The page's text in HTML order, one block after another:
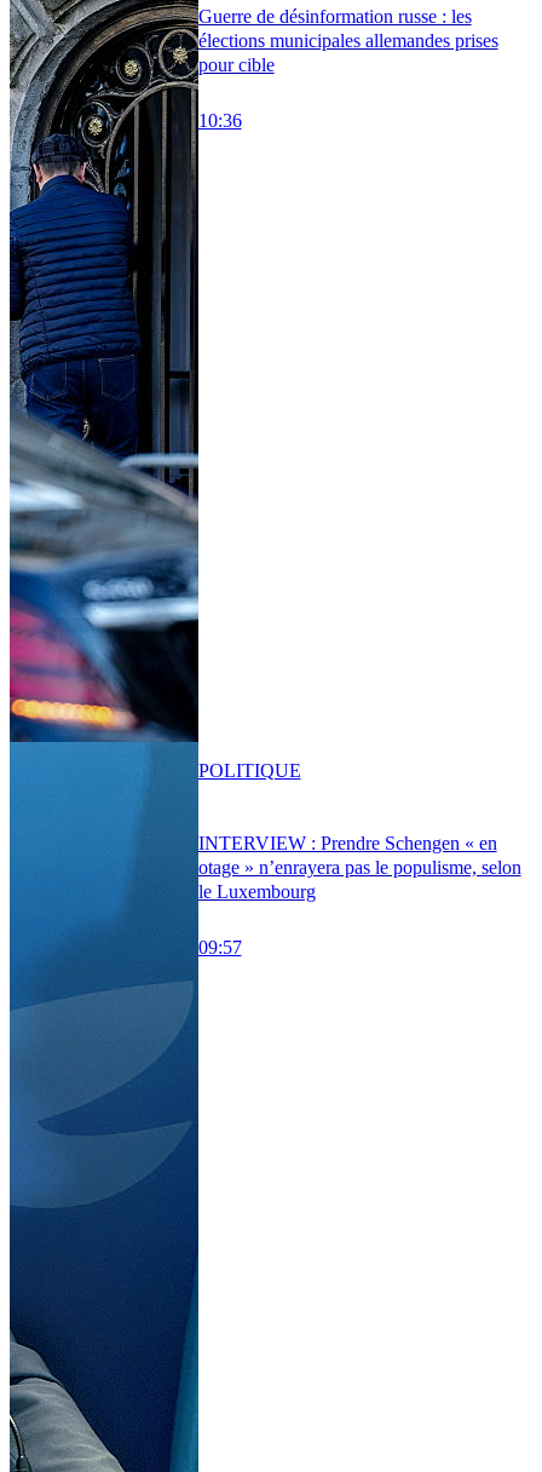
Guerre de désinformation russe : les
élections municipales allemandes prises
pour cible
10:36
INTERVIEW : Prendre Schengen « en
otage » n’enrayera pas le populisme, selon
le Luxembourg
09:57
POLITIQUE